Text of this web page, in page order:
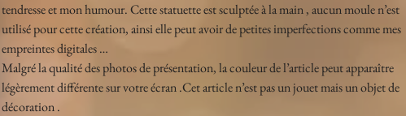
tendresse et mon humour. Cette statuette est sculptée à la main , aucun moule n’est
utilisé pour cette création, ainsi elle peut avoir de petites imperfections comme mes
empreintes digitales …
Malgré la qualité des photos de présentation, la couleur de l’article peut apparaître
légèrement différente sur votre écran .Cet article n’est pas un jouet mais un objet de
décoration .